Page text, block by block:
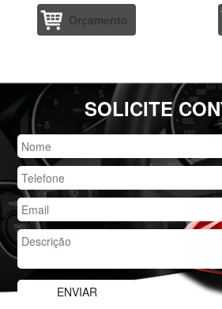
Orçamento
SOLICITE